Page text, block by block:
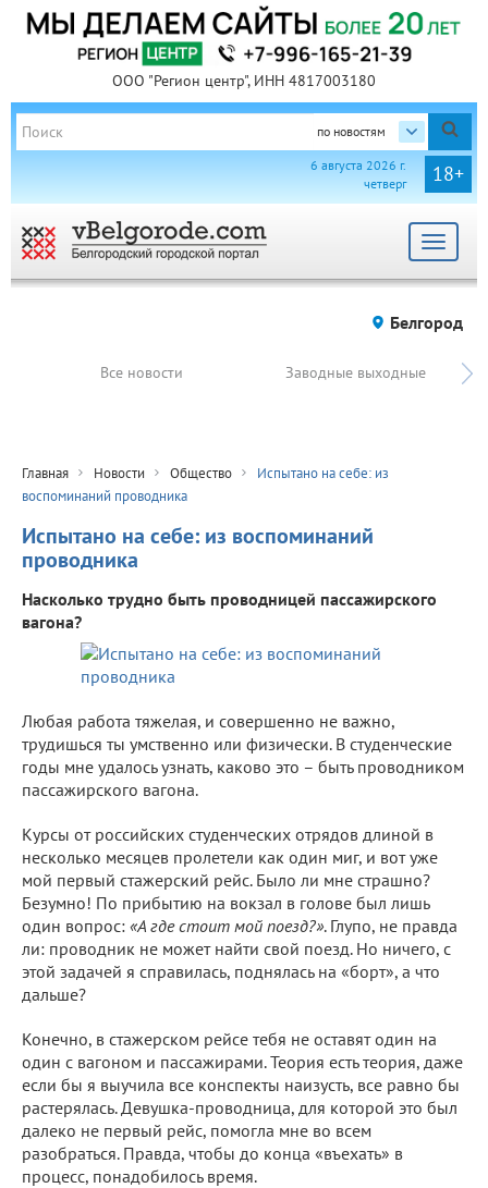
ООО "Регион центр", ИНН 4817003180
по новостям
18+
6 августа 2026 г.
четверг
Toggle
Белгород
Все новости Заводные выходные
Главная Новости Общество
Испытано на себе: из
воспоминаний проводника
Испытано на себе: из воспоминаний
проводника
Насколько трудно быть проводницей пассажирского
вагона?
Любая работа тяжелая, и совершенно не важно,
трудишься ты умственно или физически. В студенческие
годы мне удалось узнать, каково это – быть проводником
пассажирского вагона.
Курсы от российских студенческих отрядов длиной в
несколько месяцев пролетели как один миг, и вот уже
мой первый стажерский рейс. Было ли мне страшно?
Безумно! По прибытию на вокзал в голове был лишь
один вопрос: «А где стоит мой поезд?». Глупо, не правда
ли: проводник не может найти свой поезд. Но ничего, с
этой задачей я справилась, поднялась на «борт», а что
дальше?
Конечно, в стажерском рейсе тебя не оставят один на
один с вагоном и пассажирами. Теория есть теория, даже
если бы я выучила все конспекты наизусть, все равно бы
растерялась. Девушка-проводница, для которой это был
далеко не первый рейс, помогла мне во всем
разобраться. Правда, чтобы до конца «въехать» в
процесс, понадобилось время.